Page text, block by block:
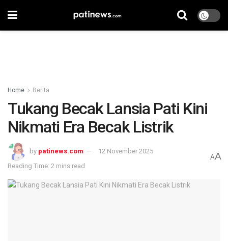
Home Berita
Tukang Becak Lansia Pati Kini
Nikmati Era Becak Listrik
by patinews.com
12 November 2025
Reading Time: 2 mins read
AA